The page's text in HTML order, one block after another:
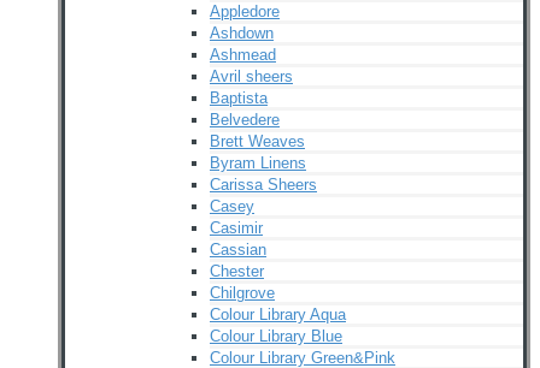
Appledore
Ashdown
Ashmead
Avril sheers
Baptista
Belvedere
Brett Weaves
Byram Linens
Carissa Sheers
Casey
Casimir
Cassian
Chester
Chilgrove
Colour Library Aqua
Colour Library Blue
Colour Library Green&Pink